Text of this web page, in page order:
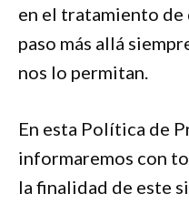
en el tratamiento de
paso más allá
nos lo permitan.
En esta Política de
informaremos con
la finalidad de este